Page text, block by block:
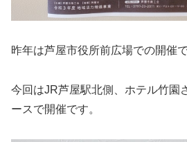
昨年は芦屋市役所前広場での開催で
今回はJR芦屋駅北側、ホテル竹園
ースで開催です。